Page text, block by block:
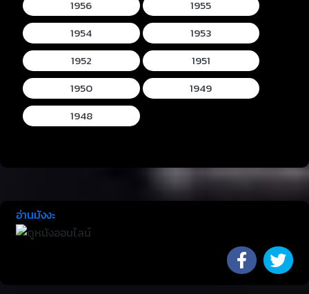
1956
1955
1954
1953
1952
1951
1950
1949
1948
อ่านมังงะ